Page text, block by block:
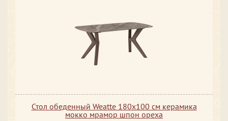
Стол обеденный Weatte 180х100 см керамика
мокко мрамор шпон ореха